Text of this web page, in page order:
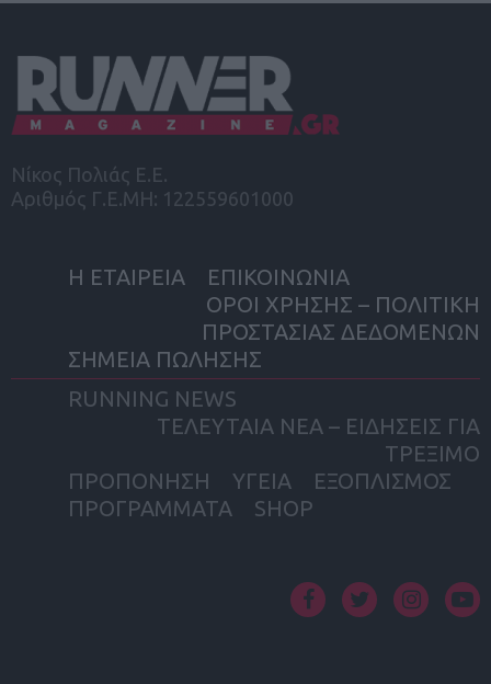
Νίκος Πολιάς Ε.Ε.
Αριθμός Γ.Ε.ΜΗ: 122559601000
Η ΕΤΑΙΡΕΙΑ
ΕΠΙΚΟΙΝΩΝΙΑ
ΟΡΟΙ ΧΡΗΣΗΣ – ΠΟΛΙΤΙΚΗ
ΠΡΟΣΤΑΣΙΑΣ ΔΕΔΟΜΕΝΩΝ
ΣΗΜΕΙΑ ΠΩΛΗΣΗΣ
RUNNING NEWS
ΤΕΛΕΥΤΑΙΑ ΝΕΑ – ΕΙΔΗΣΕΙΣ ΓΙΑ
ΤΡΕΞΙΜΟ
ΠΡΟΠΟΝΗΣΗ
ΥΓΕΙΑ
ΕΞΟΠΛΙΣΜΟΣ
ΠΡΟΓΡΑΜΜΑΤΑ
SHOP